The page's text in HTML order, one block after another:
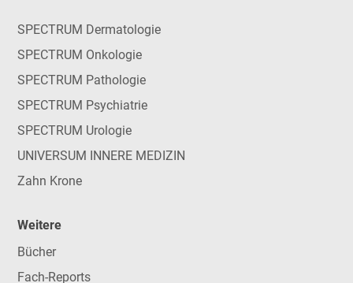
SPECTRUM Dermatologie
SPECTRUM Onkologie
SPECTRUM Pathologie
SPECTRUM Psychiatrie
SPECTRUM Urologie
UNIVERSUM INNERE MEDIZIN
Zahn Krone
Weitere
Bücher
Fach-Reports